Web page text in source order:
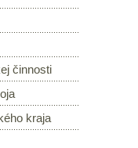
činnosti
kraja